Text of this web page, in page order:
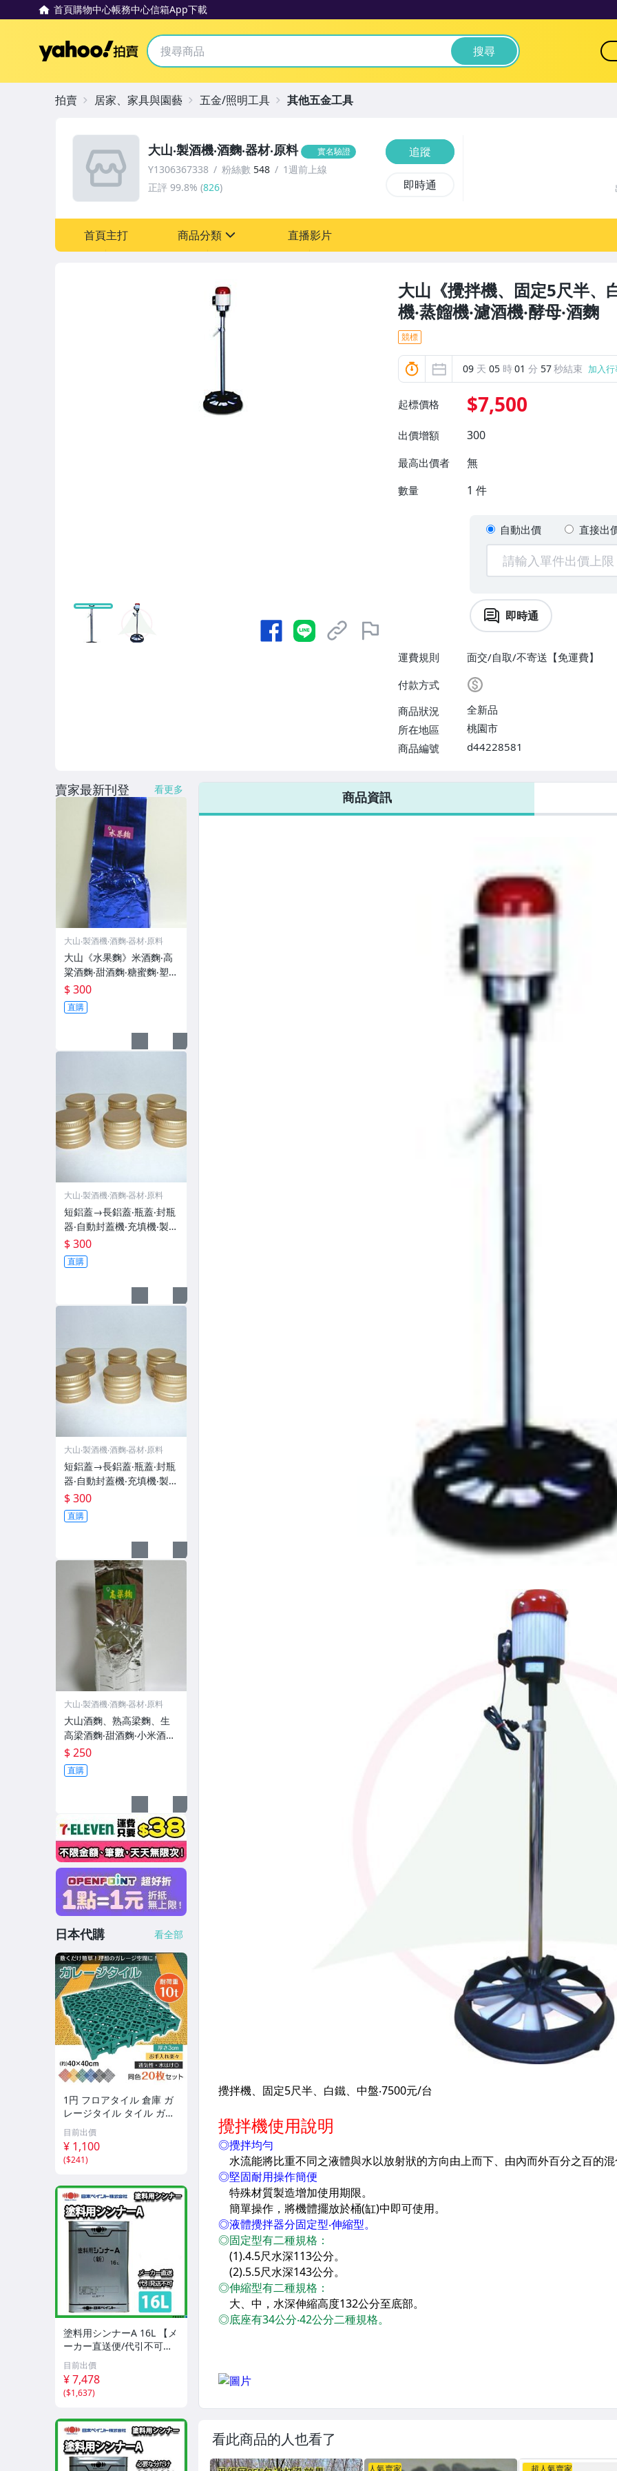
首頁購物中心帳務中心信箱App下載
Yahoo拍賣 搜尋
大山《攪拌機、固定5尺半、
機‧蒸餾機‧濾酒機‧酵母‧酒麴
競標
09 天 05 時01 分 56秒結束 加入
起標價格 $7,500
出價增額 300
最高出價者 無
數量 1 件
自動出價 直接出
即時通
運費規則
面交/自取/不寄送【免運費】
付款方式
商品狀況
全新品
所在地區
桃園市
商品編號
d44228581
大山‧製酒機‧酒麴‧器材‧原料 實名驗證
Y1306367338 粉絲數 548
1週前上線
正評 99.8% (826)
追蹤
即時通
首頁主打 商品分類 直播影片
拍賣 居家、家具與園藝 五金/照明工具 其他五金工具
商品資訊
看此商品的人也看了
人氣賣家 超人氣賣家
賣家最新刊登 看更多
大山‧製酒機‧酒麴‧器材‧原料
大山《水果麴》米酒麴‧高
粱酒麴‧甜酒麴‧糖蜜麴‧塑膠
瓶‧塑膠罐‧蒸餾機‧製酒機
$ 300
直購
大山‧製酒機‧酒麴‧器材‧原料
短鋁蓋→長鋁蓋‧瓶蓋‧封瓶
器‧自動封蓋機‧充填機‧製酒
機‧濾酒機‧蒸餾機‧酒麴
$ 300
直購
大山‧製酒機‧酒麴‧器材‧原料
短鋁蓋→長鋁蓋‧瓶蓋‧封瓶
器‧自動封蓋機‧充填機‧製酒
機‧濾酒機‧蒸餾機‧酒麴
$ 300
直購
大山‧製酒機‧酒麴‧器材‧原料
大山酒麴、熟高梁麴、生
高梁酒麴‧甜酒麴‧小米酒麴‧
熟米麴‧糖蜜酒麴‧水果酒麴
酵母
$ 250
直購
日本代購 看全部
1円 フロアタイル 倉庫 ガ
レージタイル タイル ガレ
ージマット 床タイル ガレ
ージ 床 マット フロアマッ
ト 車庫 駐車場 20枚セット
wk027
目前出價
¥ 1,100
($241)
塗料用シンナーA 16L 【メ
ーカー直送便/代引不可】
日本ペイント 塗料 Z03
目前出價
¥ 7,478
($1,637)